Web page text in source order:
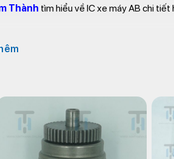
Thành tìm hiểu về IC xe máy AB chi
cần.
Biker sẽ cần phải khởi động xe
cần thay mới càng sớm càng tốt.
Đối với dòng xeAir Blade 2011
thì